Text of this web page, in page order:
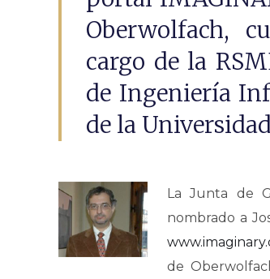
Oberwolfach,
cargo de la
de Ingeniería
de la
La Junta de
nombrado a
de